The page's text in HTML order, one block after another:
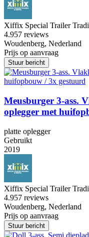
Xiffix Special Trailer
4.957 reviews
Woudenberg, Nederland
Prijs op aanvraag
Stuur bericht
Meusburger 3-ass.
oplegger met
platte oplegger
Gebruikt
2019
Xiffix Special Trailer
4.957 reviews
Woudenberg, Nederland
Prijs op aanvraag
Stuur bericht